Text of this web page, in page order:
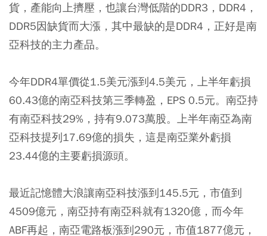
貨，產能向上擠壓，也讓台灣低階的DDR3，DDR4，
DDR5因缺貨而大漲，其中最缺的是DDR4，正好是南
亞科技的主力產品。
今年DDR4單價從1.5美元漲到4.5美元，上半年虧損
60.43億的南亞科技第三季轉盈，EPS 0.5元。南亞持
有南亞科技29%，持有9.073萬股。上半年南亞為南
亞科技提列17.69億的損失，這是南亞業外虧損
23.44億的主要虧損源頭。
最近記憶體大浪讓南亞科技漲到145.5元，市值到
4509億元，南亞持有南亞科就有1320億，而今年
ABF再起，南亞電路板漲到290元，市值1877億元，